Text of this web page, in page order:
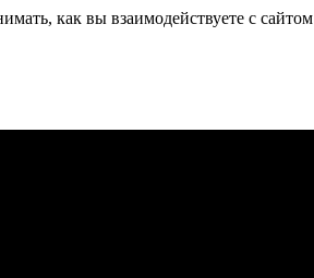
как вы взаимодействуете с сайтом